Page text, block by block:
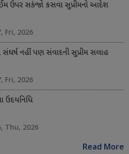
ઉપર સકંજો કસવા સુપ્રીમનો આદેશ
Fri, 2026
સંઘર્ષ નહીં પણ સંવાદની સુપ્રીમ સલાહ
Fri, 2026
ઉદયનિધિ
Thu, 2026
Read More